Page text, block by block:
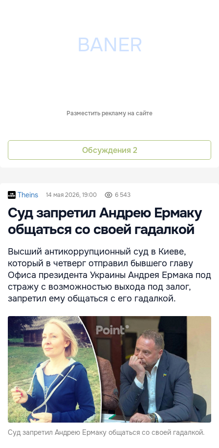
Разместить рекламу на сайте
Обсуждения 2
Theins 14 мая 2026, 19:00 6 543
Суд запретил Андрею Ермаку
общаться со своей гадалкой
Высший антикоррупционный суд в Киеве,
который в четверг отправил бывшего главу
Офиса президента Украины Андрея Ермака под
стражу с возможностью выхода под залог,
запретил ему общаться с его гадалкой.
Суд запретил Андрею Ермаку общаться со своей гадалкой.